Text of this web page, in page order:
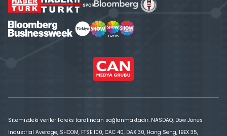
Sitemizdeki veriler Foreks tarafından sağlanmaktadır. NASDAQ, Dow Jones
Industrial Average, SHCOM, FTSE 100, CAC 40, DAX 30, Hang Seng, IBEX 35,